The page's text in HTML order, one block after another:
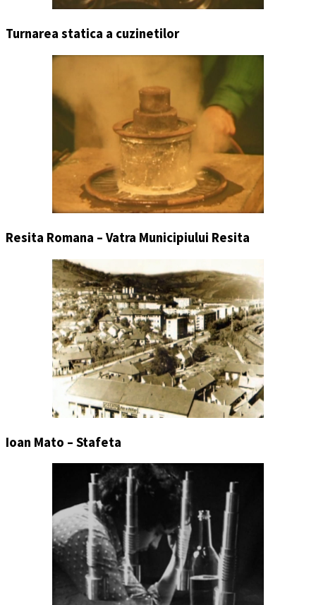
Turnarea statica a cuzinetilor
Resita Romana – Vatra Municipiului Resita
Ioan Mato – Stafeta